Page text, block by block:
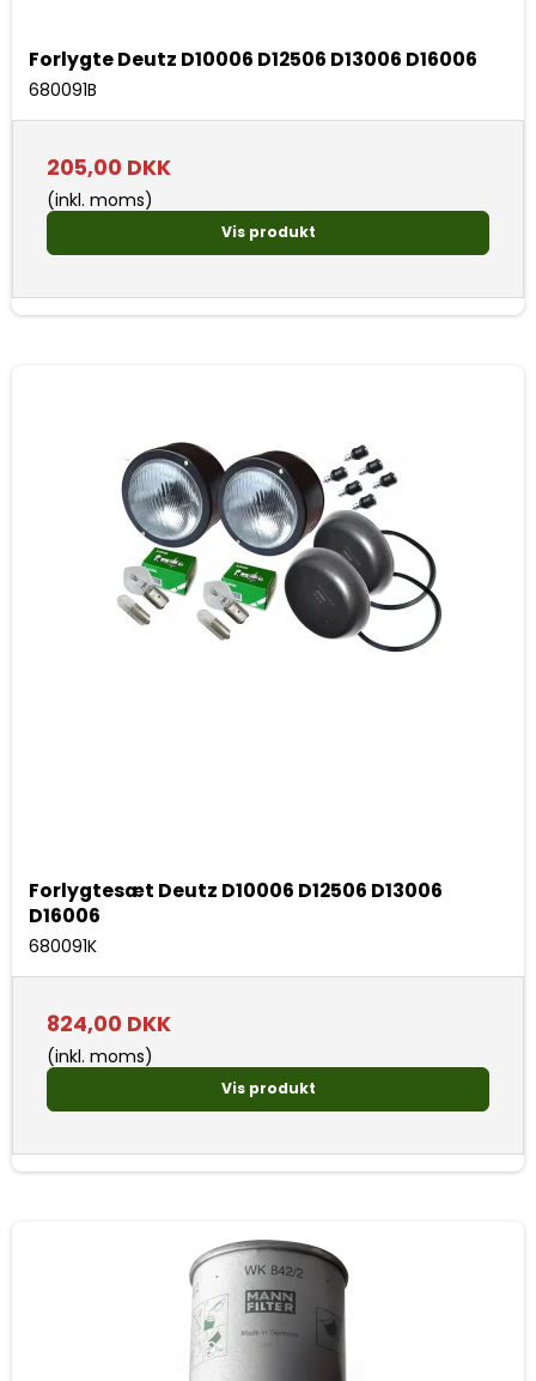
Forlygte Deutz D10006 D12506 D13006 D16006
680091B
205,00 DKK
(inkl. moms)
Vis produkt
Forlygtesæt Deutz D10006 D12506 D13006
D16006
680091K
824,00 DKK
(inkl. moms)
Vis produkt